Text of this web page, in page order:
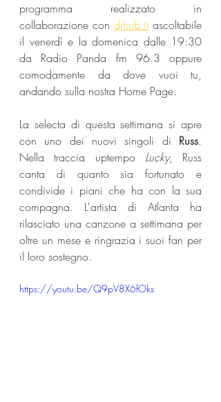
programma realizzato in
collaborazione con djhub.it ascoltabile
il venerdì e la domenica dalle 19:30
da Radio Panda fm 96.3 oppure
comodamente da dove vuoi tu,
andando sulla nostra Home Page.
La selecta di questa settimana si apre
con uno dei nuovi singoli di Russ.
Nella traccia uptempo Lucky, Russ
canta di quanto sia fortunato e
condivide i piani che ha con la sua
compagna. L'artista di Atlanta ha
rilasciato una canzone a settimana per
oltre un mese e ringrazia i suoi fan per
il loro sostegno.
https://youtu.be/Q9pV8X6fOks